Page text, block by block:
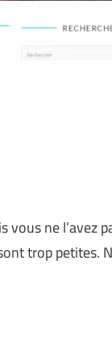
ne l’avez
trop petites.